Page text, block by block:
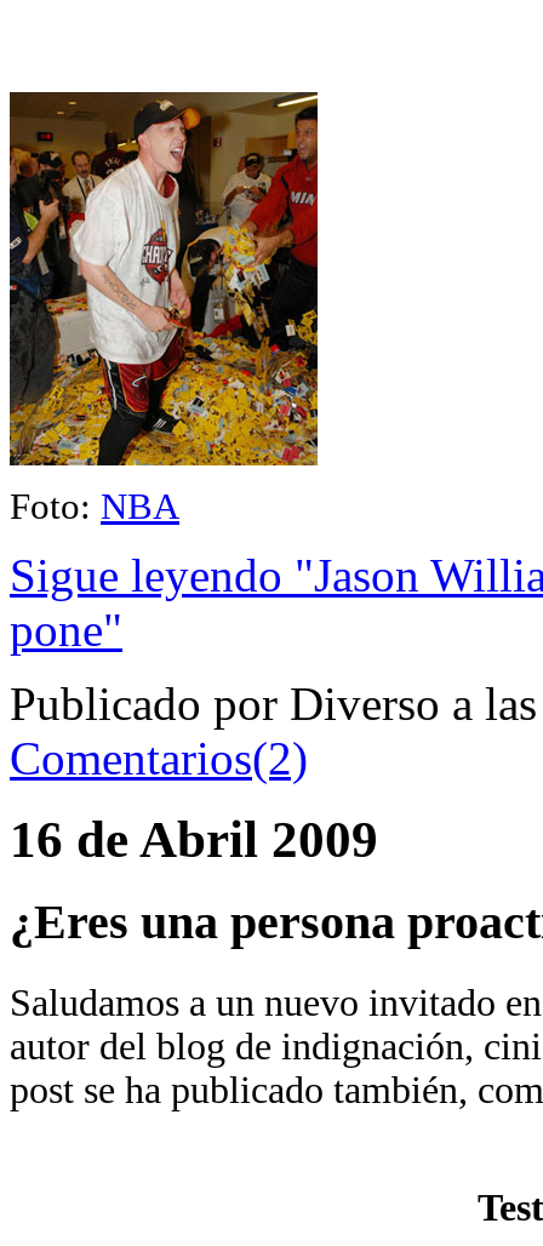
Foto: NBA
Sigue leyendo "Jason
pone"
Publicado por Diverso a
Comentarios(2)
16 de Abril 2009
¿Eres una persona
Saludamos a un nuevo invitado
autor del blog de indignación,
post se ha publicado también,